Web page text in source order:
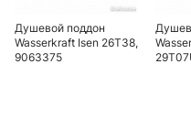
Душевой поддон
Wasserkraft Isen 26T38,
9063375